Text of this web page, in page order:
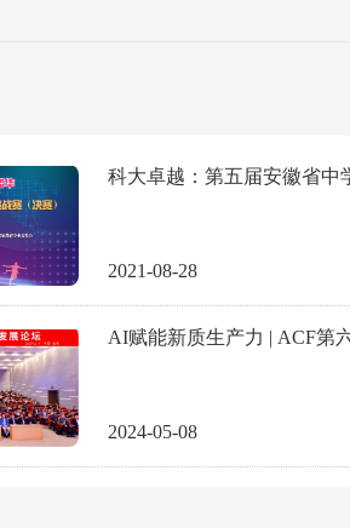
2021-08-28
2024-05-08